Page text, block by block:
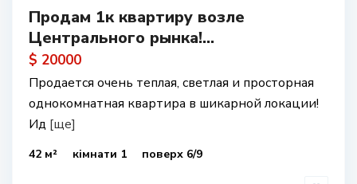
Продам 1к квартиру возле
Центрального рынка!...
$ 20000
Продается очень теплая, светлая и просторная
однокомнатная квартира в шикарной локации!
Ид [ще]
42 м² кімнати 1 поверх 6/9